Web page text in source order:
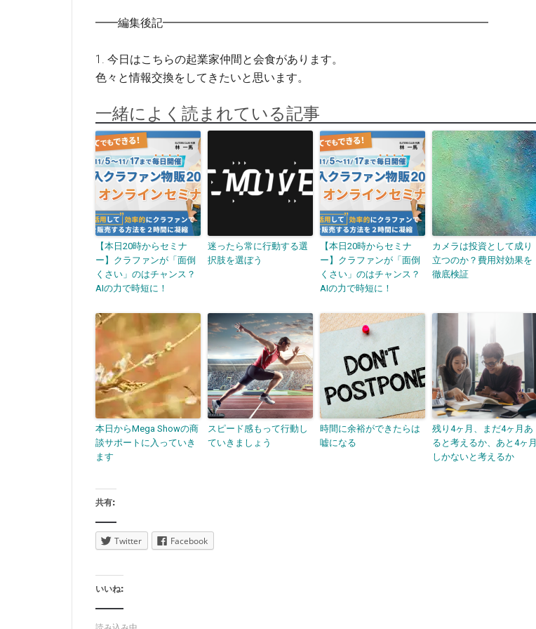
━━編集後記━━━━━━━━━━━━━━━━━━━━━━━━━━━━━
1. 今日はこちらの起業家仲間と会食があります。
色々と情報交換をしてきたいと思います。
一緒によく読まれている記事
【本日20時からセミナ
ー】クラファンが「面倒
くさい」のはチャンス？
AIの力で時短に！
迷ったら常に行動する選
択肢を選ぼう
【本日20時からセミナ
ー】クラファンが「面倒
くさい」のはチャンス？
AIの力で時短に！
カメラは投資として成り
立つのか？費用対効果を
徹底検証
本日からMega Showの商
談サポートに入っていき
ます
スピード感もって行動し
ていきましょう
時間に余裕ができたらは
嘘になる
残り4ヶ月、まだ4ヶ月あ
ると考えるか、あと4ヶ月
しかないと考えるか
共有:
Twitter Facebook
いいね: